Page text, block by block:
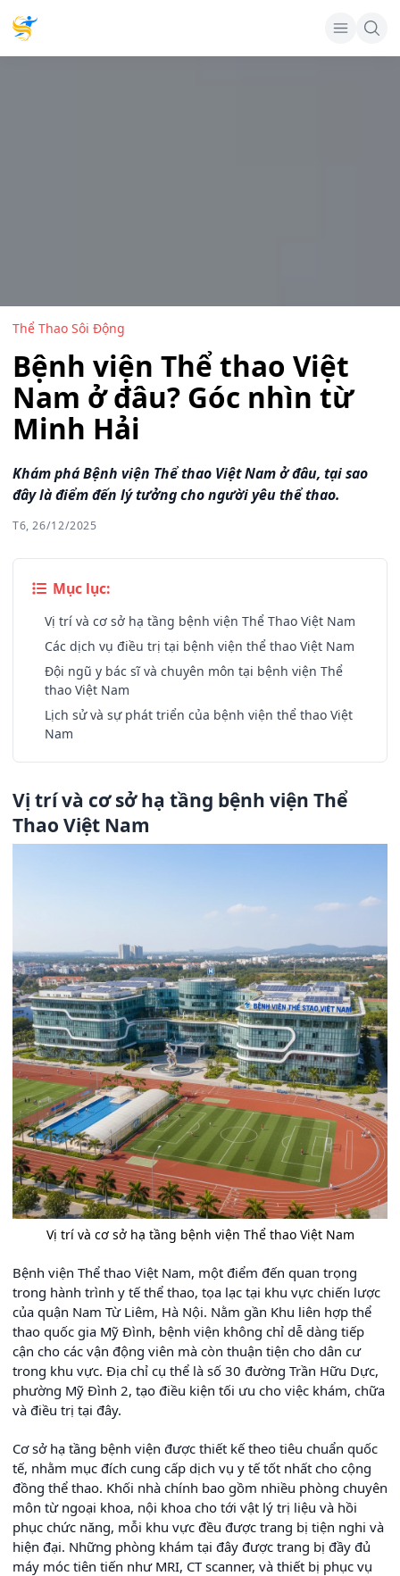
Thể Thao Sôi Động
Bệnh viện Thể thao Việt
Nam ở đâu? Góc nhìn từ
Minh Hải
Khám phá Bệnh viện Thể thao Việt Nam ở đâu, tại sao
đây là điểm đến lý tưởng cho người yêu thể thao.
T6, 26/12/2025
Mục lục:
Vị trí và cơ sở hạ tầng bệnh viện Thể Thao Việt Nam
Các dịch vụ điều trị tại bệnh viện thể thao Việt Nam
Đội ngũ y bác sĩ và chuyên môn tại bệnh viện Thể
thao Việt Nam
Lịch sử và sự phát triển của bệnh viện thể thao Việt
Nam
Vị trí và cơ sở hạ tầng bệnh viện Thể
Thao Việt Nam
Vị trí và cơ sở hạ tầng bệnh viện Thể thao Việt Nam
Bệnh viện Thể thao Việt Nam, một điểm đến quan trọng
trong hành trình y tế thể thao, tọa lạc tại khu vực chiến lược
của quận Nam Từ Liêm, Hà Nội. Nằm gần Khu liên hợp thể
thao quốc gia Mỹ Đình, bệnh viện không chỉ dễ dàng tiếp
cận cho các vận động viên mà còn thuận tiện cho dân cư
trong khu vực. Địa chỉ cụ thể là số 30 đường Trần Hữu Dực,
phường Mỹ Đình 2, tạo điều kiện tối ưu cho việc khám, chữa
và điều trị tại đây.
Cơ sở hạ tầng bệnh viện được thiết kế theo tiêu chuẩn quốc
tế, nhằm mục đích cung cấp dịch vụ y tế tốt nhất cho cộng
đồng thể thao. Khối nhà chính bao gồm nhiều phòng chuyên
môn từ ngoại khoa, nội khoa cho tới vật lý trị liệu và hồi
phục chức năng, mỗi khu vực đều được trang bị tiện nghi và
hiện đại. Những phòng khám tại đây được trang bị đầy đủ
máy móc tiên tiến như MRI, CT scanner, và thiết bị phục vụ